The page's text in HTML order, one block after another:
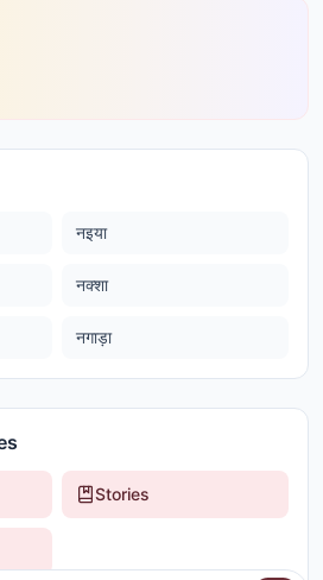
नइया
नक्शा
नगाड़ा
Stories